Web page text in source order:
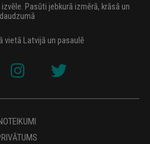
Pasūti jebkurā izmērā, krāsā un
daudzumā
vietā Latvijā un pasaulē